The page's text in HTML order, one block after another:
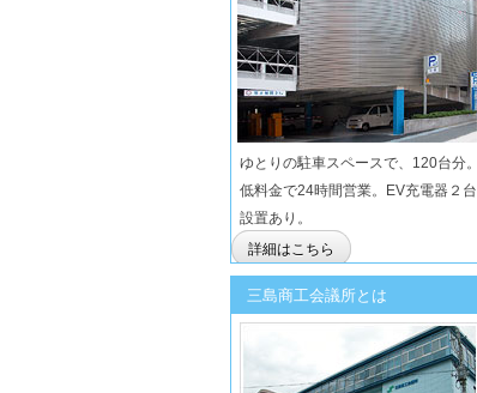
ゆとりの駐車スペースで、120台分。
低料金で24時間営業。EV充電器２台
設置あり。
詳細はこちら
三島商工会議所とは